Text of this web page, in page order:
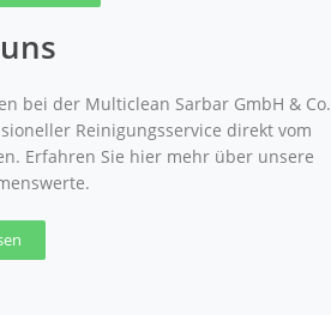
bei der Multiclean Sarbar GmbH & Co.
Reinigungsservice direkt vom
Erfahren Sie hier mehr über unsere